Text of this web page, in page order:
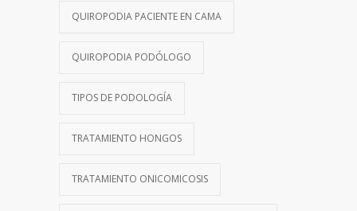
QUIROPODIA PACIENTE EN CAMA
QUIROPODIA PODÓLOGO
TIPOS DE PODOLOGÍA
TRATAMIENTO HONGOS
TRATAMIENTO ONICOMICOSIS